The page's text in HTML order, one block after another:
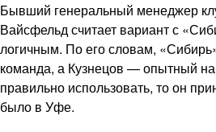
Бывший генеральный менеджер
Вайсфельд считает вариант с
логичным. По его словам,
команда, а Кузнецов — опытный
правильно использовать, то он
было в Уфе.